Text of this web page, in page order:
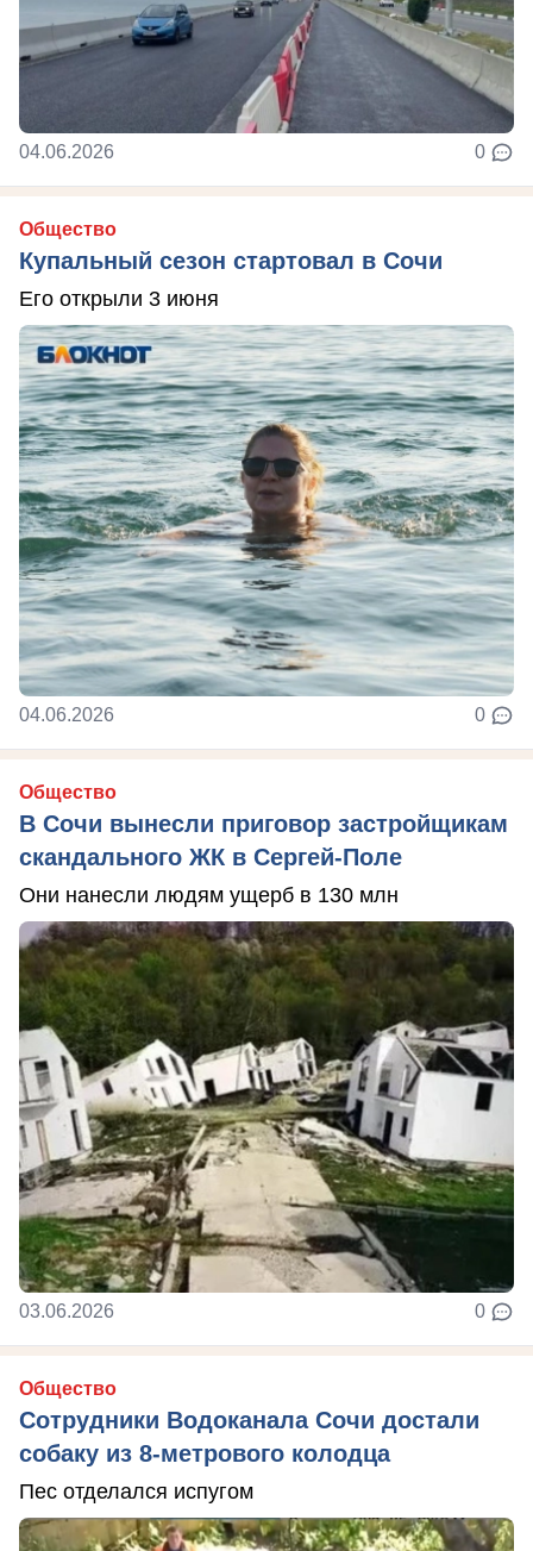
04.06.2026 0
Общество
Купальный сезон стартовал в Сочи
Его открыли 3 июня
04.06.2026 0
Общество
В Сочи вынесли приговор застройщикам
скандального ЖК в Сергей-Поле
Они нанесли людям ущерб в 130 млн
03.06.2026 0
Общество
Сотрудники Водоканала Сочи достали
собаку из 8-метрового колодца
Пес отделался испугом